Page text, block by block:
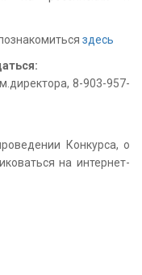
здесь
8-903-957-
Конкурса, о
на интернет-